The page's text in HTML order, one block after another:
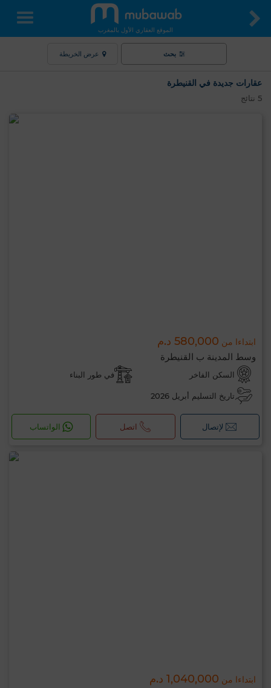
الموقع العقاري الأول بالمغرب
بحث عرض الخريطة
عقارات جديدة في القنيطرة
5 نتائج
ابتداءا من 580,000 د.م
وسط المدينة ب القنيطرة
السكن الفاخر في طور البناء
تاريخ التسليم أبريل 2026
لإتصال اتصل الواتساب
ابتداءا من 1,040,000 د.م